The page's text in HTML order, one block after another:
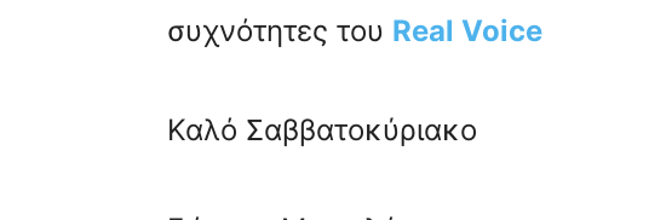
συχνότητες του Real Voice
Καλό Σαββατοκύριακο